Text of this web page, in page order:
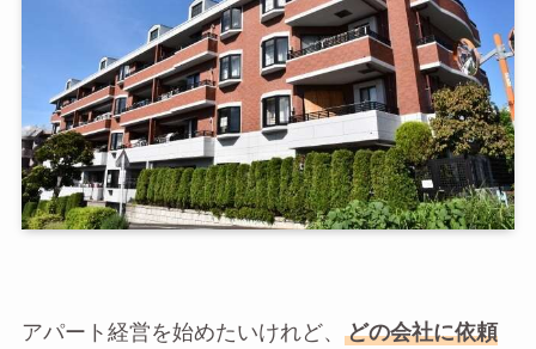
アパート経営を始めたいけれど、
どの会社に依頼